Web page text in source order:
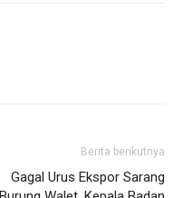
Berita berikutnya
Gagal Urus Ekspor Sarang